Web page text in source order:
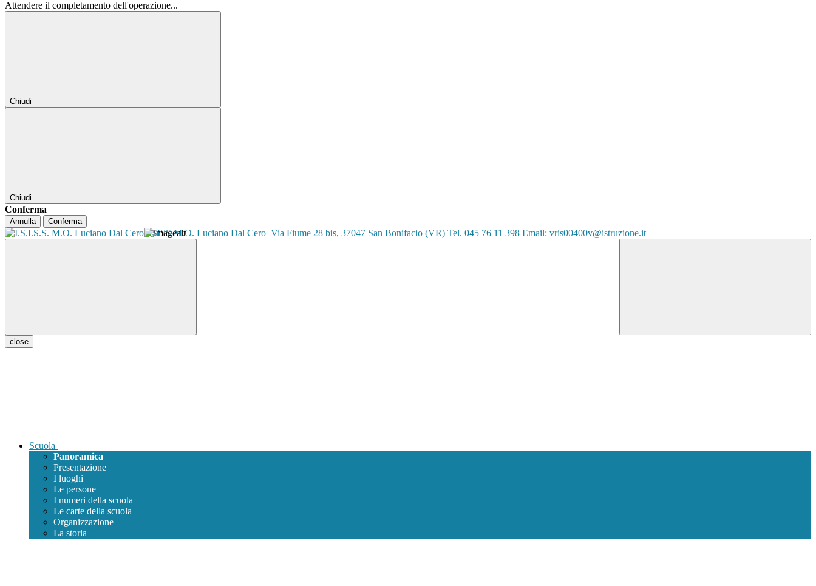
Attendere il completamento dell'operazione...
Chiudi
Chiudi
Conferma
Annulla Conferma
ISISS M.O. Luciano Dal Cero Via Fiume 28 bis, 37047 San Bonifacio (VR) Tel. 045 76 11 398 Email: vris00400v@istruzione.it
close
Scuola
Panoramica
Presentazione
I luoghi
Le persone
I numeri della scuola
Le carte della scuola
Organizzazione
La storia